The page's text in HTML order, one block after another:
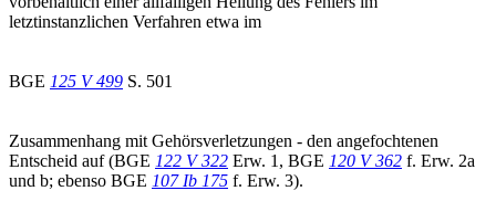
letztinstanzlichen Verfahren etwa im
BGE 125 V 499 S. 501
Zusammenhang mit Gehörsverletzungen - den angefochtenen
Entscheid auf (BGE 122 V 322 Erw. 1, BGE 120 V 362 f. Erw. 2a
und b; ebenso BGE 107 Ib 175 f. Erw. 3).